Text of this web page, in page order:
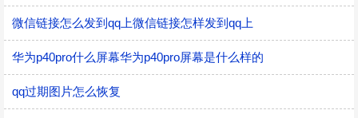
微信链接怎么发到qq上微信链接怎样发到qq上
华为p40pro什么屏幕华为p40pro屏幕是什么样的
qq过期图片怎么恢复